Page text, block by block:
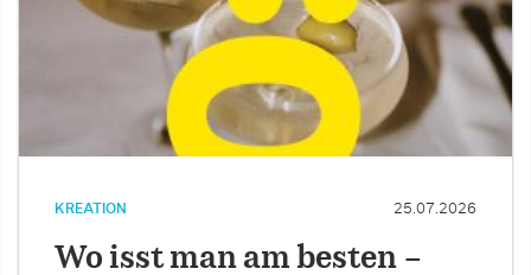
KREATION 25.07.2026
Wo isst man am besten –